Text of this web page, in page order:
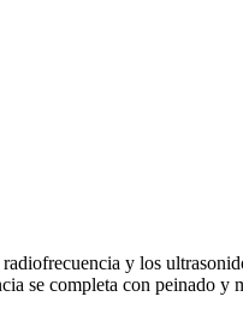
y los
se completa con peinado y